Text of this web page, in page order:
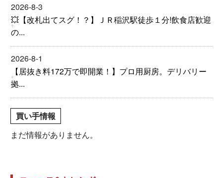
2026-8-3
💥【改札出てスグ！？】ＪＲ稲沢駅徒歩１分!飲食店歓迎
の...
2026-8-1
【居抜き料172万で即開業！】プロ用厨房。デリバリー
拠...
買い手情報
まだ情報がありません。